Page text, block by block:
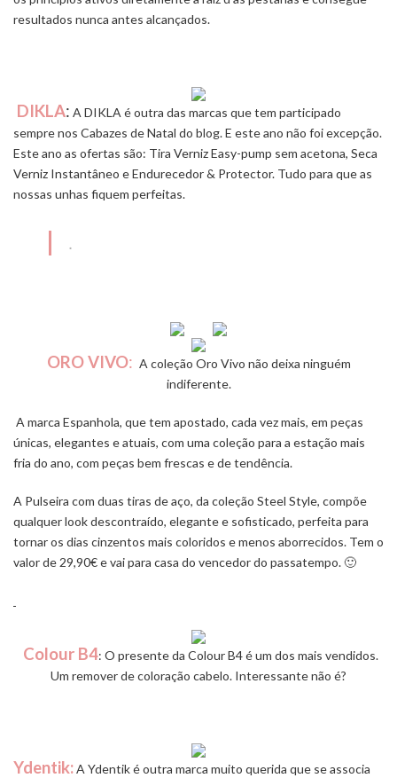
resultados nunca antes alcançados.
DIKLA: A DIKLA é outra das marcas que tem participado
sempre nos Cabazes de Natal do blog. E este ano não foi excepção.
Este ano as ofertas são: Tira Verniz Easy-pump sem acetona, Seca
Verniz Instantâneo e Endurecedor & Protector. Tudo para que as
nossas unhas fiquem perfeitas.
.
ORO VIVO: A coleção Oro Vivo não deixa ninguém
indiferente.
A marca Espanhola, que tem apostado, cada vez mais, em peças
únicas, elegantes e atuais, com uma coleção para a estação mais
fria do ano, com peças bem frescas e de tendência.
A Pulseira com duas tiras de aço, da coleção Steel Style, compõe
qualquerlookdescontraído, elegante e sofisticado, perfeita para
tornar os dias cinzentos mais coloridos e menos aborrecidos. Tem o
valor de 29,90€ e vai para casa do vencedor do passatempo. 🙂
Colour B4: O presente da Colour B4 é um dos mais vendidos.
Um remover de coloração cabelo. Interessante não é?
Ydentik:A Ydentik é outra marca muito querida que se associa